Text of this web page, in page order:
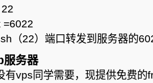
=6022
（22）端口转发到服务器的
服务器
有vps同学需要，现提供免费的